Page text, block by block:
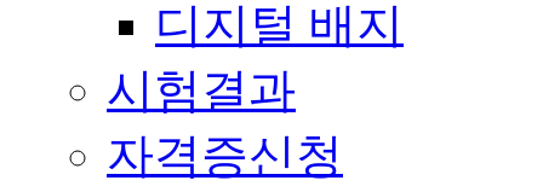
디지털 배지
시험결과
자격증신청